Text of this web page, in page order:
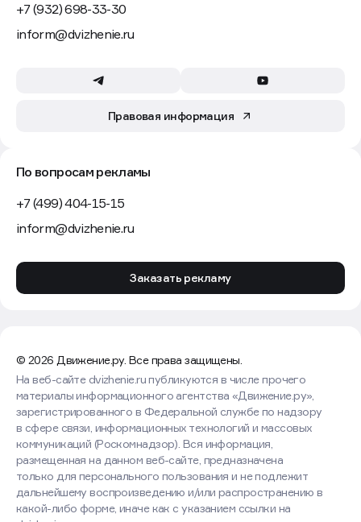
+7 (932) 698-33-30
inform@dvizhenie.ru
Правовая информация
По вопросам рекламы
+7 (499) 404-15-15
inform@dvizhenie.ru
Заказать рекламу
© 2026 Движение.ру. Все права защищены.
На веб-сайте dvizhenie.ru публикуются в числе прочего
материалы информационного агентства «Движение.ру»,
зарегистрированного в Федеральной службе по надзору
в сфере связи, информационных технологий и массовых
коммуникаций (Роскомнадзор). Вся информация,
размещенная на данном веб-сайте, предназначена
только для персонального пользования и не подлежит
дальнейшему воспроизведению и/или распространению в
какой-либо форме, иначе как с указанием ссылки на